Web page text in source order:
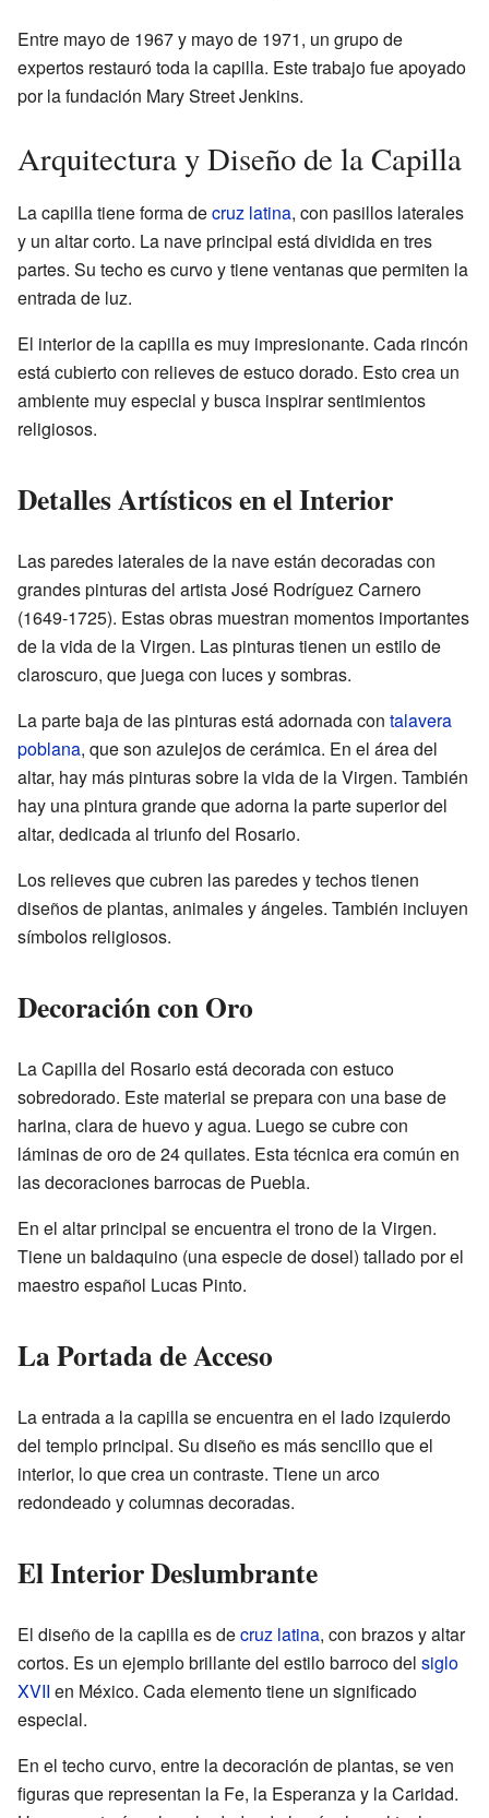
Entre mayo de 1967 y mayo de 1971, un grupo de
expertos restauró toda la capilla. Este trabajo fue apoyado
por la fundación Mary Street Jenkins.
Arquitectura y Diseño de la Capilla
La capilla tiene forma decruz latina, con pasillos laterales
y un altar corto. La nave principal está dividida en tres
partes. Su techo es curvo y tiene ventanas que permiten la
entrada de luz.
El interior de la capilla es muy impresionante. Cada rincón
está cubierto con relieves de estuco dorado. Esto crea un
ambiente muy especial y busca inspirar sentimientos
religiosos.
Detalles Artísticos en el Interior
Las paredes laterales de la nave están decoradas con
grandes pinturas del artista José Rodríguez Carnero
(1649-1725). Estas obras muestran momentos importantes
de la vida de la Virgen. Las pinturas tienen un estilo de
claroscuro, que juega con luces y sombras.
La parte baja de las pinturas está adornada con talavera
poblana, que son azulejos de cerámica. En el área del
altar, hay más pinturas sobre la vida de la Virgen. También
hay una pintura grande que adorna la parte superior del
altar, dedicada al triunfo del Rosario.
Los relieves que cubren las paredes y techos tienen
diseños de plantas, animales y ángeles. También incluyen
símbolos religiosos.
Decoración con Oro
La Capilla del Rosario está decorada con estuco
sobredorado. Este material se prepara con una base de
harina, clara de huevo y agua. Luego se cubre con
láminas de oro de 24 quilates. Esta técnica era común en
las decoraciones barrocas de Puebla.
En el altar principal se encuentra el trono de la Virgen.
Tiene un baldaquino (una especie de dosel) tallado por el
maestro español Lucas Pinto.
La Portada de Acceso
La entrada a la capilla se encuentra en el lado izquierdo
del templo principal. Su diseño es más sencillo que el
interior, lo que crea un contraste. Tiene un arco
redondeado y columnas decoradas.
El Interior Deslumbrante
El diseño de la capilla es decruz latina, con brazos y altar
cortos. Es un ejemplo brillante del estilo barroco del siglo
XVII en México. Cada elemento tiene un significado
especial.
En el techo curvo, entre la decoración de plantas, se ven
figuras que representan la Fe, la Esperanza y la Caridad.